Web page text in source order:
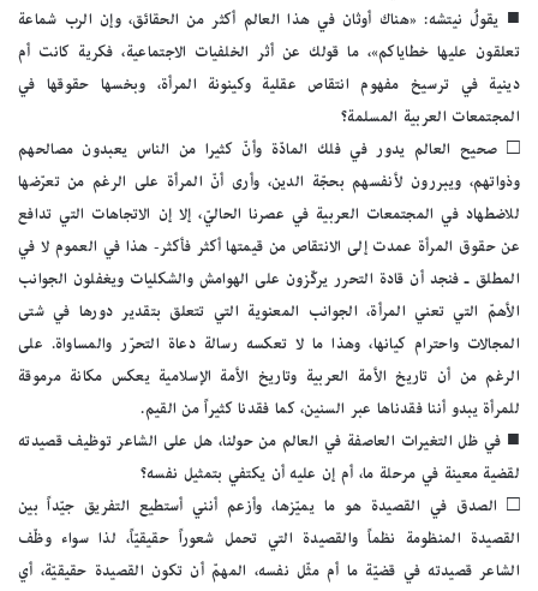
■ يقولُ نيتشه: «هناك أوثان في هذا العالم أكثر من الحقائق، وإن الرب شماعة
تعلقون عليها خطاياكم»، ما قولك عن أثر الخلفيات الاجتماعية، فكرية كانت أم
دينية في ترسيخ مفهوم انتقاص عقلية وكينونة المرأة، وبخسها حقوقها في
المجتمعات العربية المسلمة؟
□ صحيح العالم يدور في فلك المادّة وأنّ كثيرا من الناس يعبدون مصالحهم
وذواتهم، ويبررون لأنفسهم بحجّة الدين، وأرى أنّ المرأة على الرغم من تعرّضها
للاضطهاد في المجتمعات العربية في عصرنا الحاليّ، إلا إن الاتجاهات التي تدافع
عن حقوق المرأة عمدت إلى الانتقاص من قيمتها أكثر فأكثر- هذا في العموم لا في
المطلق ـ فنجد أن قادة التحرر يركّزون على الهوامش والشكليات ويغفلون الجوانب
الأهمّ التي تعني المرأة، الجوانب المعنوية التي تتعلق بتقدير دورها في شتى
المجالات واحترام كيانها، وهذا ما لا تعكسه رسالة دعاة التحرّر والمساواة. على
الرغم من أن تاريخ الأمة العربية وتاريخ الأمة الإسلامية يعكس مكانة مرموقة
للمرأة يبدو أننا فقدناها عبر السنين، كما فقدنا كثيراً من القيم.
■ في ظل التغيرات العاصفة في العالم من حولنا، هل على الشاعر توظيف قصيدته
لقضية معينة في مرحلة ما، أم إن عليه أن يكتفي بتمثيل نفسه؟
□ الصدق في القصيدة هو ما يميّزها، وأزعم أنني أستطيع التفريق جيّداً بين
القصيدة المنظومة نظماً والقصيدة التي تحمل شعوراً حقيقيّاً، لذا سواء وظّف
الشاعر قصيدته في قضيّة ما أم مثّل نفسه، المهمّ أن تكون القصيدة حقيقيّة، أي